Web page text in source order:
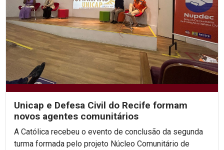
Unicap e Defesa Civil do Recife formam
novos agentes comunitários
A Católica recebeu o evento de conclusão da segunda
turma formada pelo projeto Núcleo Comunitário de